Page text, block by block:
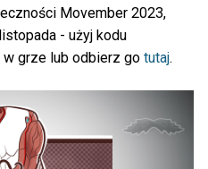
Movember 2023,
- użyj kodu
w grze lub odbierz go tutaj.